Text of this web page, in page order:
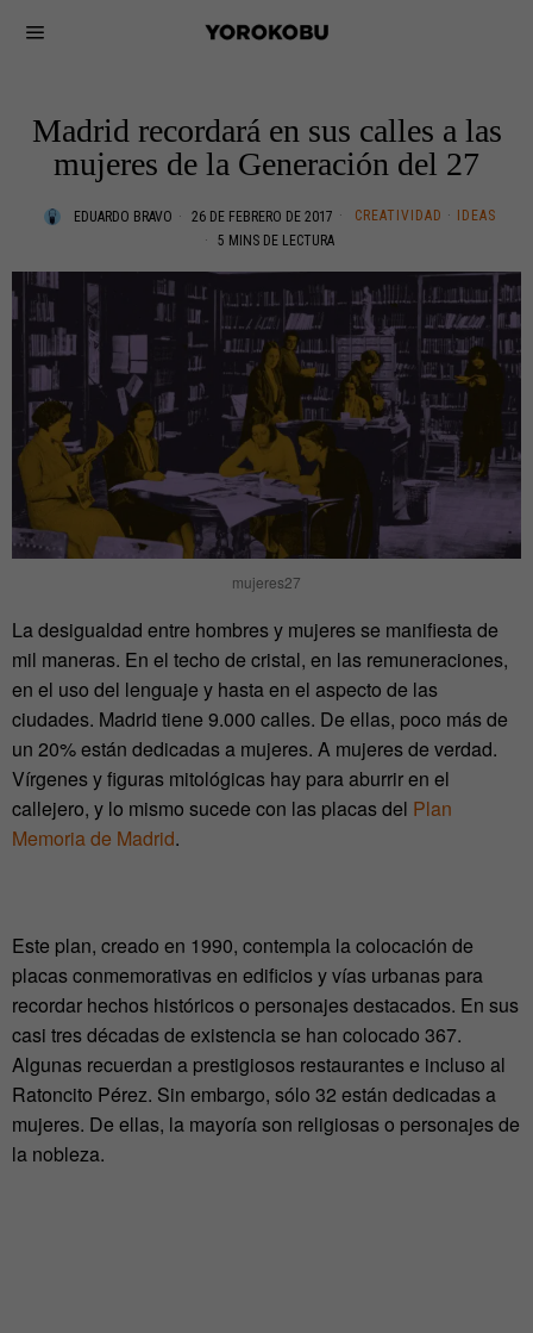
Madrid recordará en sus calles a las
mujeres de la Generación del 27
EDUARDO BRAVO 26 DE FEBRERO DE 2017 CREATIVIDAD ·
IDEAS
5 MINS DE LECTURA
mujeres27
La desigualdad entre hombres y mujeres se manifiesta de
mil maneras. En el techo de cristal, en las remuneraciones,
en el uso del lenguaje y hasta en el aspecto de las
ciudades. Madrid tiene 9.000 calles. De ellas, poco más de
un 20% están dedicadas a mujeres. A mujeres de verdad.
Vírgenes y figuras mitológicas hay para aburrir en el
callejero, y lo mismo sucede con las placas del Plan
Memoria de Madrid.
Este plan, creado en 1990, contempla la colocación de
placas conmemorativas en edificios y vías urbanas para
recordar hechos históricos o personajes destacados. En sus
casi tres décadas de existencia se han colocado 367.
Algunas recuerdan a prestigiosos restaurantes e incluso al
Ratoncito Pérez. Sin embargo, sólo 32 están dedicadas a
mujeres. De ellas, la mayoría son religiosas o personajes de
la nobleza.